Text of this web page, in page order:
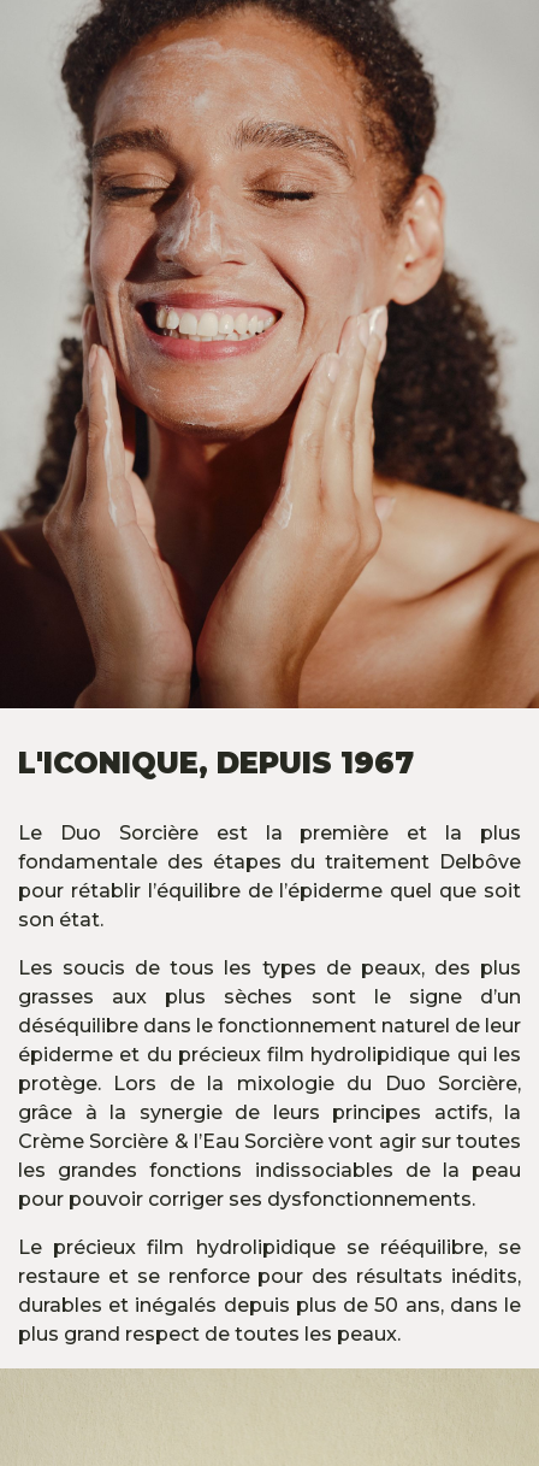
L'ICONIQUE, DEPUIS 1967
Le Duo Sorcière est la première et la plus
fondamentale des étapes du traitement Delbôve
pour rétablir l’équilibre de l’épiderme quel que soit
son état.
Les soucis de tous les types de peaux, des plus
grasses aux plus sèches sont le signe d’un
déséquilibre dans le fonctionnement naturel de leur
épiderme et du précieux film hydrolipidique qui les
protège. Lors de la mixologie du Duo Sorcière,
grâce à la synergie de leurs principes actifs, la
Crème Sorcière & l’Eau Sorcière vont agir sur toutes
les grandes fonctions indissociables de la peau
pour pouvoir corriger ses dysfonctionnements.
Le précieux film hydrolipidique se rééquilibre, se
restaure et se renforce pour des résultats inédits,
durables et inégalés depuis plus de 50 ans, dans le
plus grand respect de toutes les peaux.